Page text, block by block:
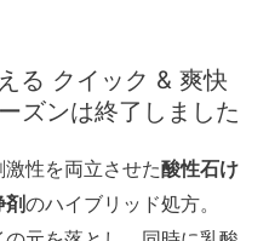
る クイック & 爽快
ズンは終了しました
性を両立させた酸性石け
剤のハイブリッド処方。